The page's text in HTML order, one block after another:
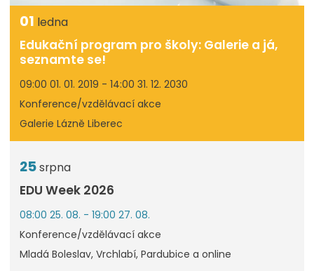
01 ledna
Edukační program pro školy: Galerie a já,
seznamte se!
09:00 01. 01. 2019 - 14:00 31. 12. 2030
Konference/vzdělávací akce
Galerie Lázně Liberec
25srpna
EDU Week 2026
08:00 25. 08. - 19:00 27. 08.
Konference/vzdělávací akce
Mladá Boleslav, Vrchlabí, Pardubice a online